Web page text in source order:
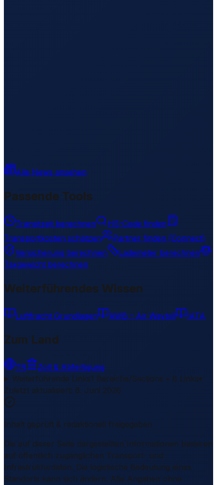
Alle News ansehen
Passende Tools
Transitzeit berechnen
HS-Code finden
Transportkosten schätzen
Partner finden (Connect)
Versicherung berechnen
Lademeter berechnen
Taxgewicht berechnen
Weiterführendes Wissen
Luftfracht Grundlagen AWB – Air Waybill IATA
Zum Land
TR
Zoll & Abfertigung
Weiterführende Links1 Bereiche/Sections • 8 Links▾
Zuletzt aktualisiert: 8. Juni 2026
Inhalt geprüft & redaktionell freigegeben
Die auf dieser Seite dargestellten Informationen basieren
auf öffentlich zugänglichen Transport- und
Infrastrukturdaten. Die logistische Bedeutung eines
Standorts kann sich ändern. Alle Angaben ohne